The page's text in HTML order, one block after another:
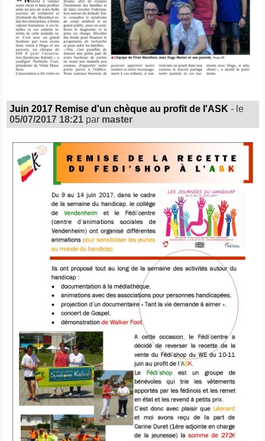
Juin 2017 Remise d'un chèque au profit de l'ASK - le
05/07/2017 18:21par master